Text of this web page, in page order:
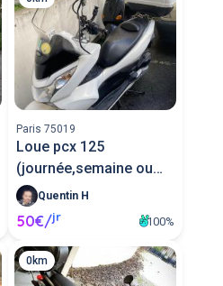
Paris 75019
Loue pcx 125
(journée,semaine ou
mois)Quentin H
50€/jr 100%
0km